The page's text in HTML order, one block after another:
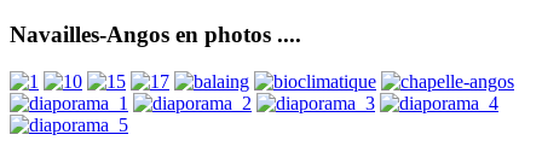
Navailles-Angos en photos ....